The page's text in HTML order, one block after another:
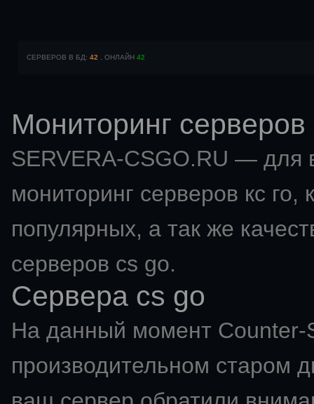
СЕРВЕРОВ В БД: 42 , ОНЛАЙН 42
Мониторинг
SERVERA-CSGO.RU — для
мониторинг серверов кс го,
популярных, а так же
серверов cs go.
Сервера cs go
На данный момент Counter-
производительном старом